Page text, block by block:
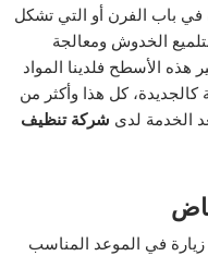
باب الفرن أو التي تشكل
الخدوش ومعالجة
هذه الأسطح فلدينا المواد
كالجديدة، كل هذا وأكثر من
الخدمة لدى شركة تنظيف
زيارة في الموعد المناسب